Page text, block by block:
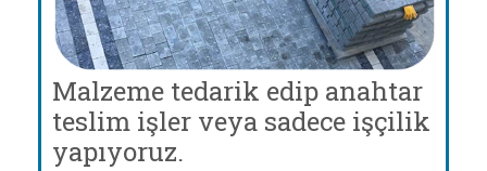
Malzeme tedarik edip anahtar
teslim işler veya sadece işçilik
yapıyoruz.